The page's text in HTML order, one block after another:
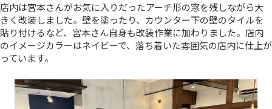
店内は宮本さんがお気に入りだったアーチ形の窓を残しながら大
きく改装しました。壁を塗ったり、カウンター下の壁のタイルを
貼り付けるなど、宮本さん自身も改装作業に加わりました。店内
のイメージカラーはネイビーで、落ち着いた雰囲気の店内に仕上が
っています。